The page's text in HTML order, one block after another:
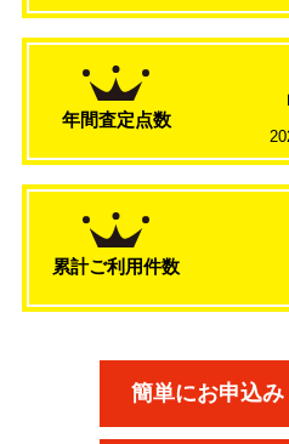
年間査定点数
累計ご利用件数
簡単にお申込